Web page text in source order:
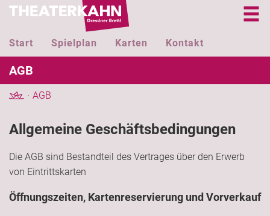
Start Spielplan Karten Kontakt
AGB
AGB
Allgemeine Geschäftsbedingungen
Die AGB sind Bestandteil des Vertrages über den Erwerb
von Eintrittskarten
Öffnungszeiten, Kartenreservierung und Vorverkauf